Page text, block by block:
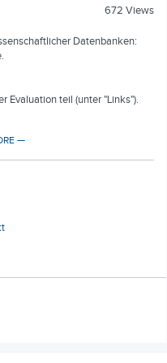
672 Views
Datenbanken:
Evaluation teil (unter "Links").
Erklärvideos in multiplen
2017)
—